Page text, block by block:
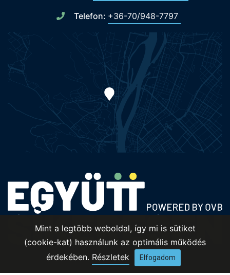
Mint a legtöbb weboldal, így mi is sütiket
(cookie-kat) használunk az optimális működés
érdekében. Részletek Elfogadom
Telefon: +36-70/948-7797